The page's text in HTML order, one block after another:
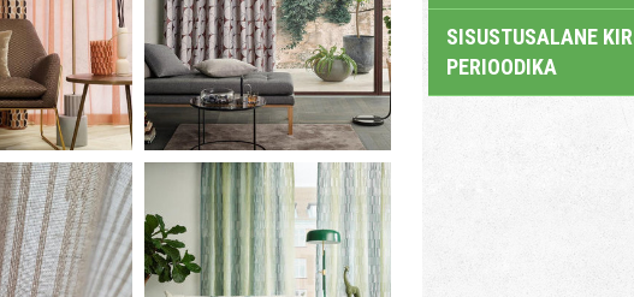
SISUSTUSALANE
PERIOODIKA